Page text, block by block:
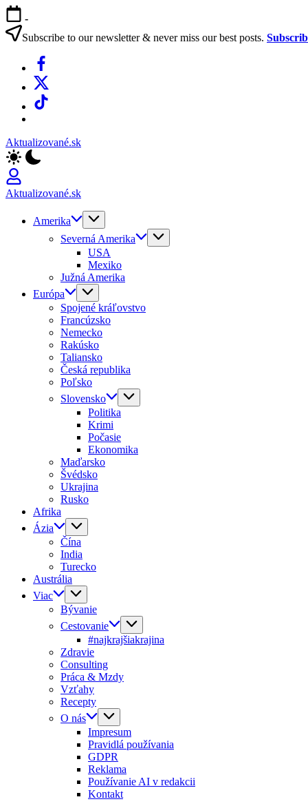
Skip
to
content
-
Subscribe to our newsletter & never miss our best posts.
Facebook
X
TikTok
Aktualizované.sk
Aktualizované.sk
Amerika
Severná Amerika
USA
Mexiko
Južná Amerika
Európa
Spojené kráľovstvo
Francúzsko
Nemecko
Rakúsko
Taliansko
Česká republika
Poľsko
Slovensko
Politika
Krimi
Počasie
Ekonomika
Maďarsko
Švédsko
Ukrajina
Rusko
Afrika
Ázia
Čína
India
Turecko
Austrália
Viac
Bývanie
Cestovanie
#najkrajšiakrajina
Zdravie
Consulting
Práca & Mzdy
Vzťahy
Recepty
O nás
Impresum
Pravidlá používania
GDPR
Reklama
Používanie AI v redakcii
Kontakt